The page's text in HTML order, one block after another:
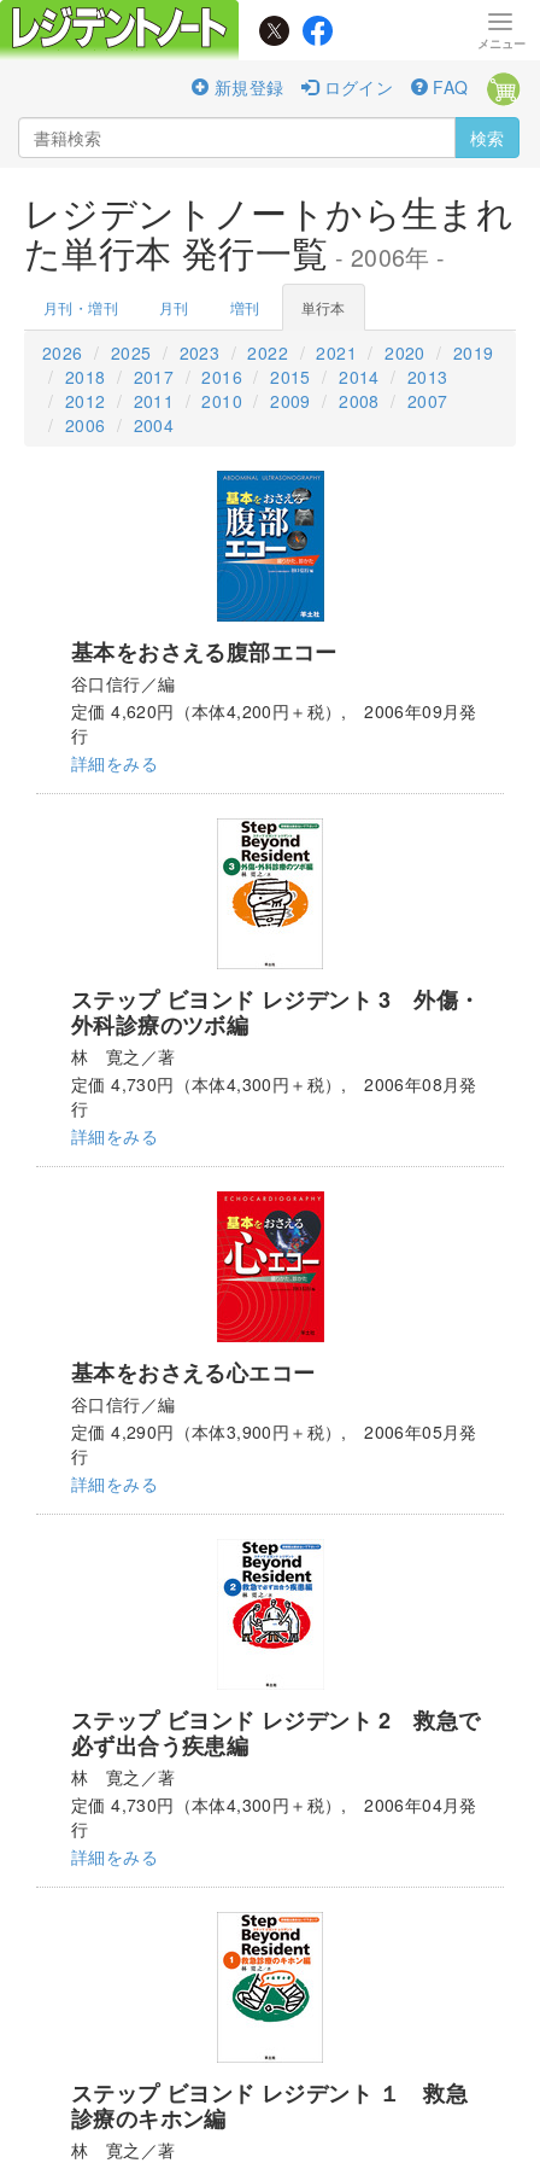
新規登録 ログイン FAQ
検索
レジデントノートから生まれ
た単行本 発行一覧 - 2006年 -
月刊・増刊 月刊 増刊 単行本
2026 2025 2023 2022 2021 2020
2019
2018
2017 2016 2015 2014
2013
2012
2011 2010 2009 2008
2007
2006
2004
基本をおさえる腹部エコー
谷口信行／編
定価 4,620円（本体4,200円＋税）, 2006年09月発
行
詳細をみる
ステップ ビヨンド レジデント 3 外傷・
外科診療のツボ編
林 寛之／著
定価 4,730円（本体4,300円＋税）, 2006年08月発
行
詳細をみる
基本をおさえる心エコー
谷口信行／編
定価 4,290円（本体3,900円＋税）, 2006年05月発
行
詳細をみる
ステップ ビヨンド レジデント 2 救急で
必ず出合う疾患編
林 寛之／著
定価 4,730円（本体4,300円＋税）, 2006年04月発
行
詳細をみる
ステップ ビヨンド レジデント １ 救急
診療のキホン編
林 寛之／著